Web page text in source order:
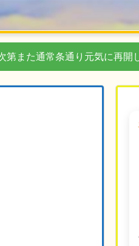
第また通常条通り元気に再開